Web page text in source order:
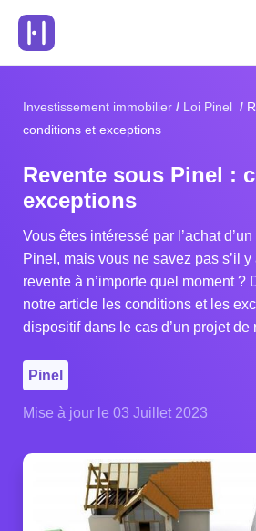
Investissement immobilier Loi Pinel
conditions et exceptions
Revente sous Pinel :
exceptions
Vous êtes intéressé par l’achat
Pinel, mais vous ne savez pas s’il
revente à n’importe quel moment ?
notre article les conditions et les
dispositif dans le cas d’un projet de
Pinel
Mise à jour le 03 Juillet 2023